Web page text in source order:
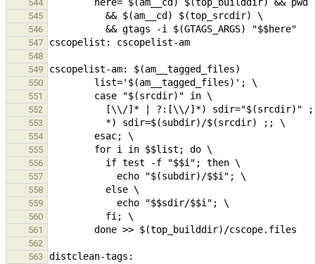
544
545
546
547
548
549
550
551
552
553
554
555
556
557
558
559
560
561
562
563